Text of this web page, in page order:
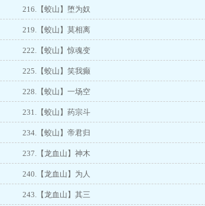
216.【蛟山】堕为奴
219.【蛟山】莫相离
222.【蛟山】惊魂变
225.【蛟山】笑我癫
228.【蛟山】一场空
231.【蛟山】药宗斗
234.【蛟山】帝君归
237.【龙血山】神木
240.【龙血山】为人
243.【龙血山】其三